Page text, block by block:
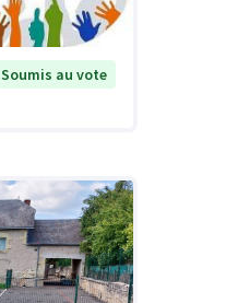
Soumis au vote